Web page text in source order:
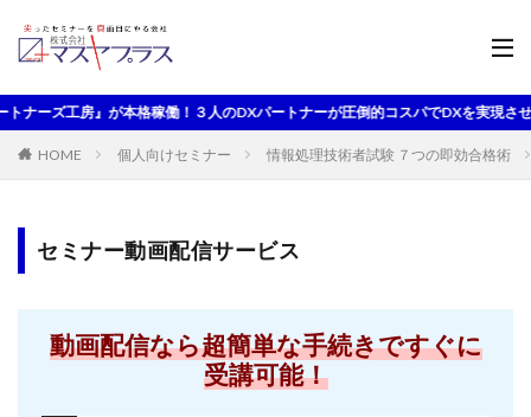
工房』が本格稼働！３人のDXパートナーが圧倒的コスパでDXを実現させます
HOME 個人向けセミナー 情報処理技術者試験 ７つの即効合格術
セミナー動画配信サービス
動画配信なら超簡単な手続きですぐに
受講可能！